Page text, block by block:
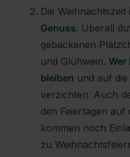
Die Weihnachtszeit
Genuss. Überall
gebackenen
und Glühwein. Wer
bleiben und auf
verzichten. Auch
den Feiertagen auf
kommen noch
zu